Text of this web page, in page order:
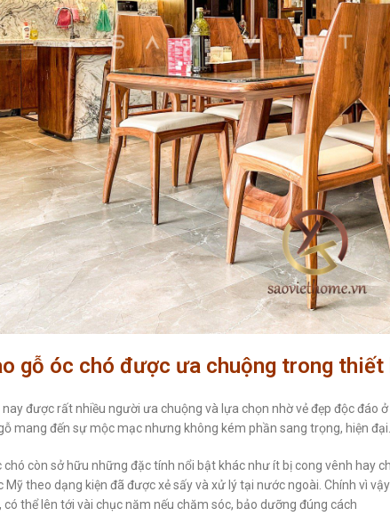
gỗ óc chó được ưa chuộng trong thiết
nay được rất nhiều người ưa chuộng và lựa chọn nhờ vẻ đẹp độc
mang đến sự mộc mạc nhưng không kém phần sang trọng, hiện đại.
chó còn sở hữu những đặc tính nổi bật khác như ít bị cong vênh hay
Mỹ theo dạng kiện đã được xẻ sấy và xử lý tại nước ngoài. Chính vì
có thể lên tới vài chục năm nếu chăm sóc, bảo dưỡng đúng cách